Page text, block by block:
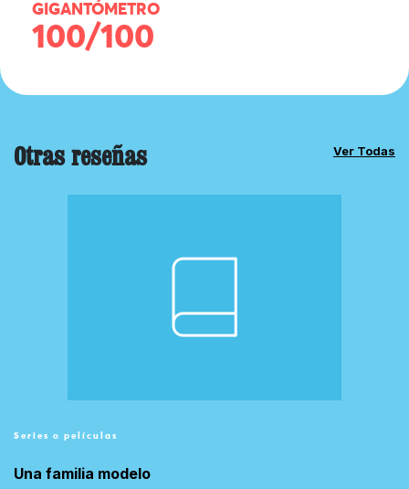
GIGANTÓMETRO
100/100
Otras reseñas Ver Todas
Series o películas
Una familia modelo